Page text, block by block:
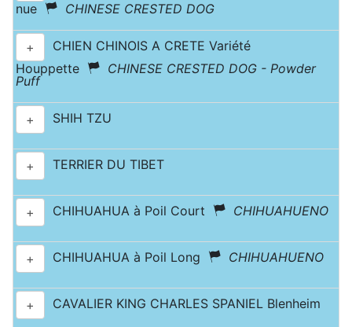
nue
CHINESE CRESTED DOG
+
CHIEN CHINOIS A CRETE Variété
Houppette
CHINESE CRESTED DOG - Powder
Puff
+ SHIH TZU
+ TERRIER DU TIBET
+ CHIHUAHUA à Poil Court CHIHUAHUENO
+ CHIHUAHUA à Poil Long CHIHUAHUENO
+ CAVALIER KING CHARLES SPANIEL Blenheim